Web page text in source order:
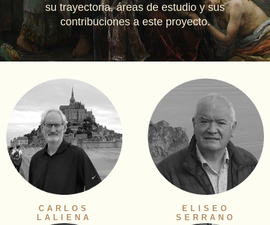
su trayectoria, áreas de estudio y sus
contribuciones a este proyecto.
CARLOS
LALIENA
ELISEO
SERRANO